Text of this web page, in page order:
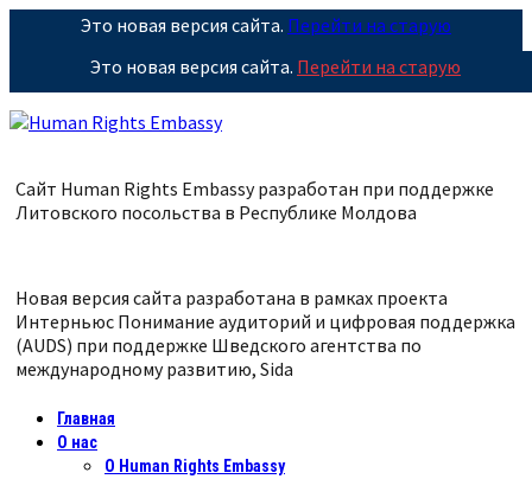
Это новая версия сайта. Перейти на старую
Это новая версия сайта. Перейти на старую
Сайт Human Rights Embassy разработан при поддержке
Литовского посольства в Республике Молдова
Новая версия сайта разработана в рамках проекта
Интерньюс Понимание аудиторий и цифровая поддержка
(AUDS) при поддержке Шведского агентства по
международному развитию, Sida
Главная
О нас
О Human Rights Embassy